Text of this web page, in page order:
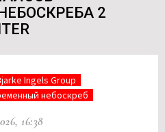
2
Ingels Group
небоскреб
16:38